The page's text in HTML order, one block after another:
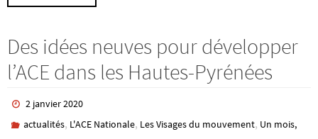
Des idées neuves pour développer
l’ACE dans les Hautes-Pyrénées
2 janvier 2020
actualités, L'ACE Nationale, Les Visages du mouvement, Un mois,